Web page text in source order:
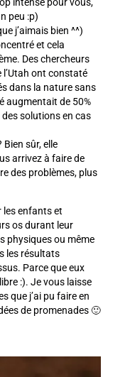
intense pour vous,
peu :p)
j’aimais bien ^^)
et cela
Des chercheurs
l’Utah ont constaté
dans la nature sans
augmentait de 50%
solutions en cas
Bien sûr, elle
arrivez à faire de
des problèmes, plus
les enfants et
os durant leur
physiques ou même
les résultats
Parce que eux
:). Je vous laisse
que j’ai pu faire en
de promenades 🙂